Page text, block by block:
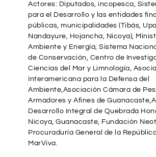
Actores: Diputados, incopesca,
para el Desarrollo y las entidades
públicas, municipalidades (Tibás,
Nandayure, Hojancha, Nicoya),
Ambiente y Energía, Sistema
de Conservación, Centro de
Ciencias del Mar y Limnología,
Interamericana para la Defensa del
Ambiente,Asociación Cámara de
Armadores y Afines de
Desarrollo Integral de Quebrada
Nicoya, Guanacaste, Fundación
Procuraduría General de la
MarViva.